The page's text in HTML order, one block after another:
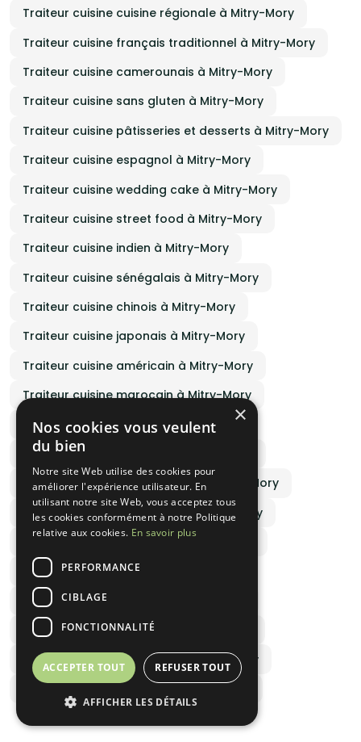
Traiteur cuisine cuisine régionale à Mitry-Mory
Traiteur cuisine français traditionnel à Mitry-Mory
Traiteur cuisine camerounais à Mitry-Mory
Traiteur cuisine sans gluten à Mitry-Mory
Traiteur cuisine pâtisseries et desserts à Mitry-Mory
Traiteur cuisine espagnol à Mitry-Mory
Traiteur cuisine wedding cake à Mitry-Mory
Traiteur cuisine street food à Mitry-Mory
Traiteur cuisine indien à Mitry-Mory
Traiteur cuisine sénégalais à Mitry-Mory
Traiteur cuisine chinois à Mitry-Mory
Traiteur cuisine japonais à Mitry-Mory
Traiteur cuisine américain à Mitry-Mory
Traiteur cuisine marocain à Mitry-Mory
Traiteur cuisine ivoirien à Mitry-Mory
Traiteur cuisine congolais à Mitry-Mory
Traiteur cuisine afro-caribéen à Mitry-Mory
Traiteur cuisine réunionnais à Mitry-Mory
Traiteur cuisine malgache à Mitry-Mory
Traiteur cuisine grec à Mitry-Mory
Traiteur cuisine mexicain à Mitry-Mory
Traiteur cuisine portugais à Mitry-Mory
Traiteur cuisine vietnamien à Mitry-Mory
Traiteur cuisine arménien à Mitry-Mory
×
Nos cookies vous veulent
du bien
Notre site Web utilise des cookies pour
améliorer l'expérience utilisateur. En
utilisant notre site Web, vous acceptez tous
les cookies conformément à notre Politique
relative aux cookies. En savoir plus
PERFORMANCE
CIBLAGE
FONCTIONNALITÉ
ACCEPTER TOUT REFUSER TOUT
AFFICHER LES DÉTAILS